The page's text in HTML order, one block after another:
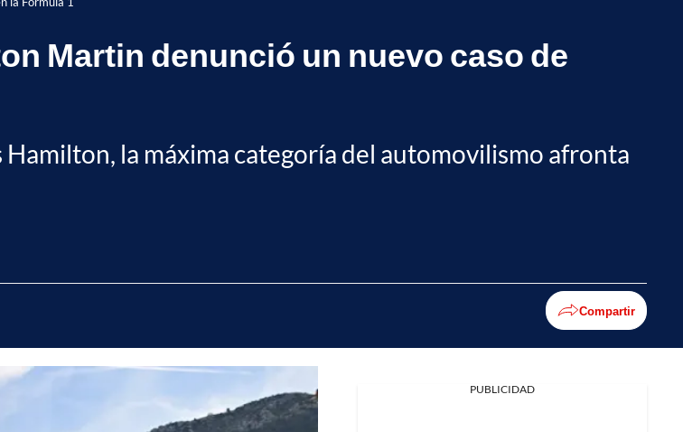
Martin denunció un nuevo caso de
la máxima categoría del automovilismo afronta
Compartir
PUBLICIDAD